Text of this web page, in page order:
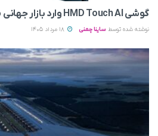
گوشی HMD Touch AI وارد بازار جهانی می‌ شود
نوشته شده توسط ساینا چمنی